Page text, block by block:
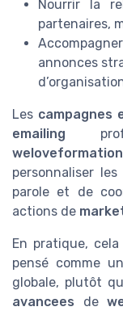
Nourrir la
partenaires,
annonces
Les campagnes
emailing
personnaliser
parole et de
actions de
En pratique,
pensé comme
globale, plutôt
avancees de